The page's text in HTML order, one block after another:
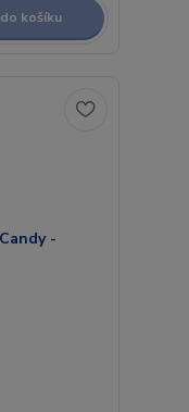
košíku